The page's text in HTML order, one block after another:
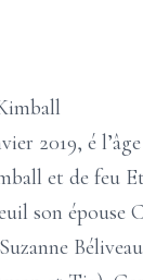
2019, é
et de feu
son épouse